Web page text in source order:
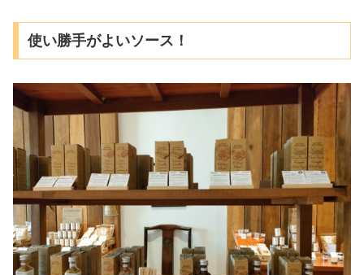
使い勝手がよいソース！